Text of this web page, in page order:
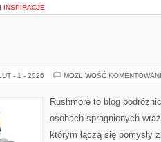
INSPIRACJE
- 1 - 2026 MOŻLIWOŚĆ
Rushmore to blog
osobach spragnionych
którym łączą się pomysły